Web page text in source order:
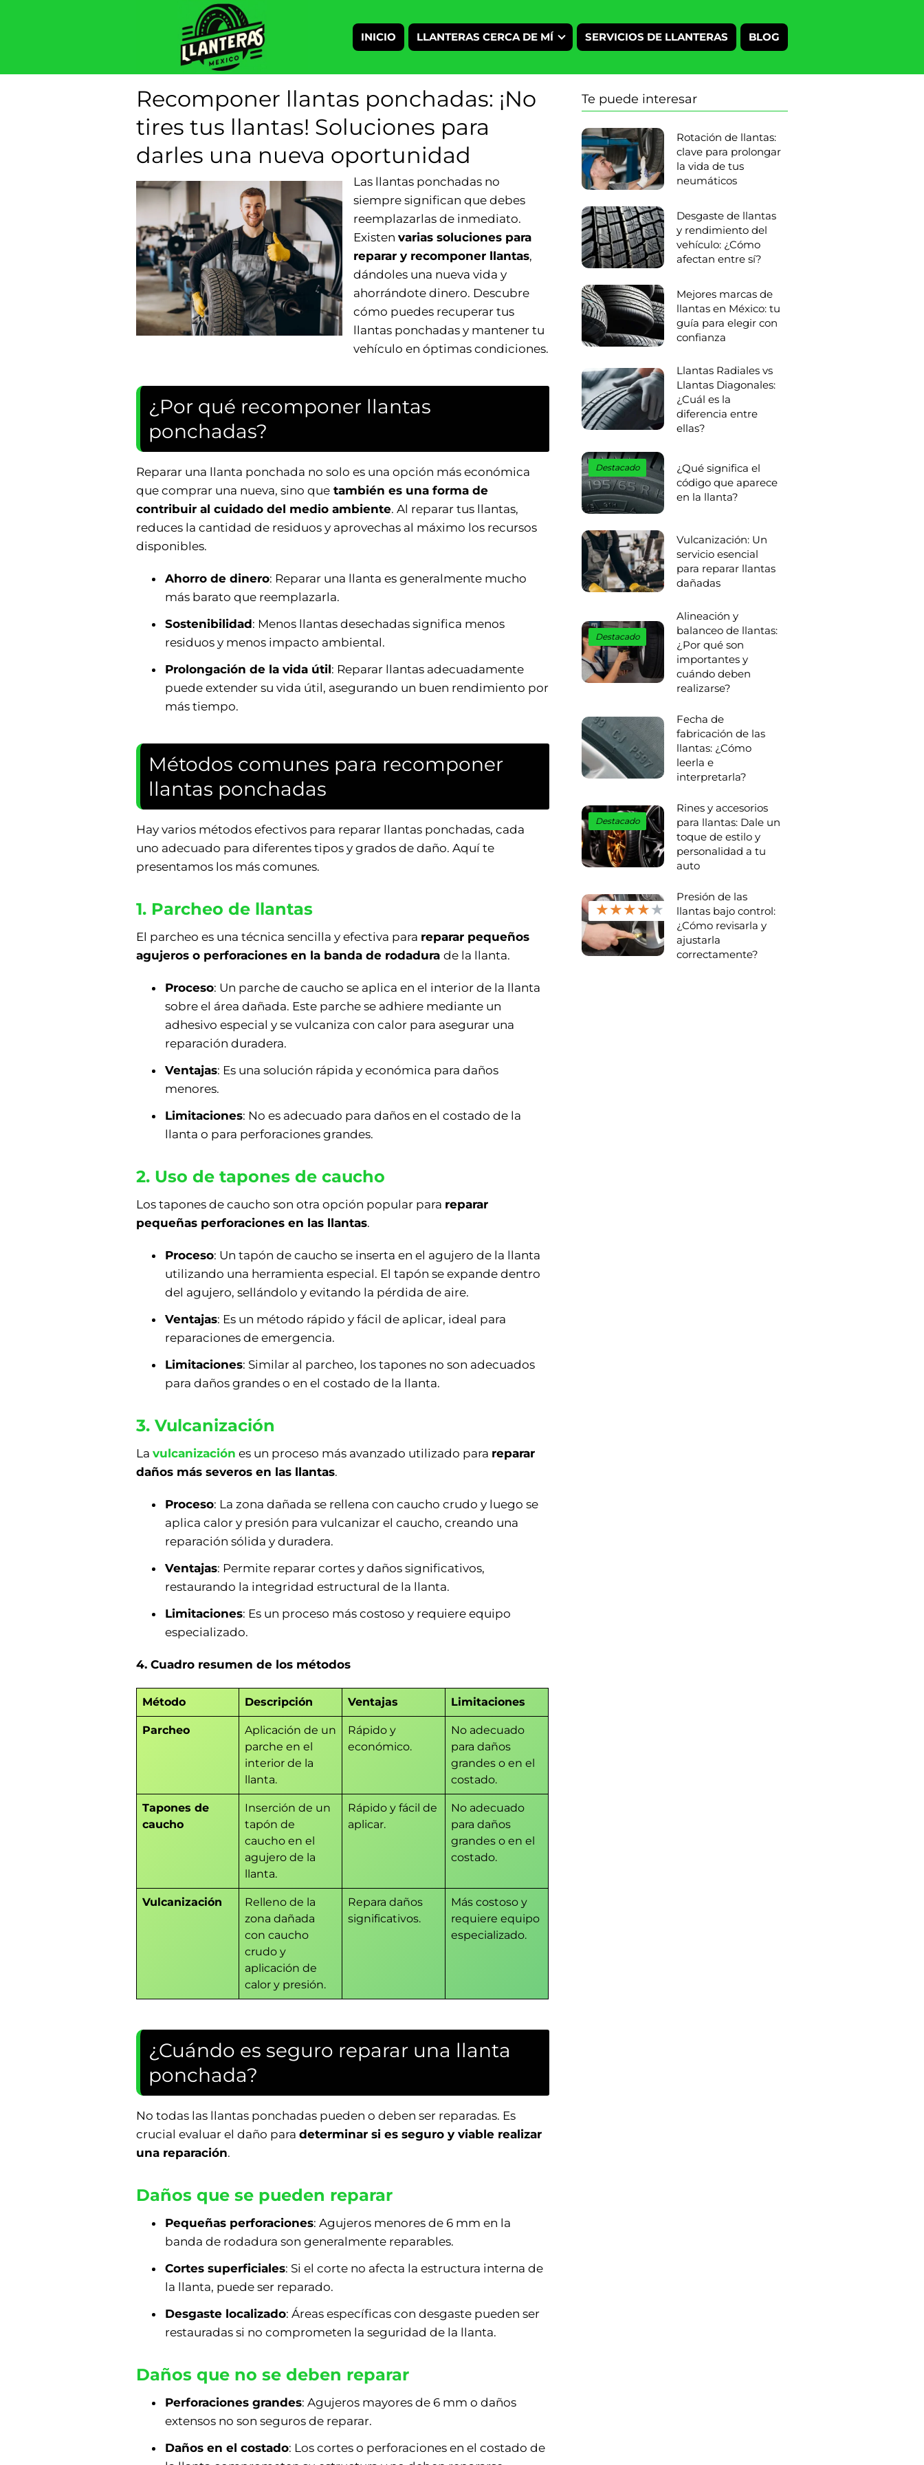
INICIO LLANTERAS CERCA DE MÍ SERVICIOS DE LLANTERAS BLOG
Recomponer llantas ponchadas: ¡No
tires tus llantas! Soluciones para
darles una nueva oportunidad
Las llantas ponchadas no
siempre significan que debes
reemplazarlas de inmediato.
Existen varias soluciones para
reparar y recomponer llantas,
dándoles una nueva vida y
ahorrándote dinero. Descubre
cómo puedes recuperar tus
llantas ponchadas y mantener tu
vehículo en óptimas condiciones.
¿Por qué recomponer llantas
ponchadas?
Reparar una llanta ponchada no solo es una opción más económica
que comprar una nueva, sino que también es una forma de
contribuir al cuidado del medio ambiente. Al reparar tus llantas,
reduces la cantidad de residuos y aprovechas al máximo los recursos
disponibles.
Ahorro de dinero: Reparar una llanta es generalmente mucho
más barato que reemplazarla.
Sostenibilidad: Menos llantas desechadas significa menos
residuos y menos impacto ambiental.
Prolongación de la vida útil: Reparar llantas adecuadamente
puede extender su vida útil, asegurando un buen rendimiento por
más tiempo.
Métodos comunes para recomponer
llantas ponchadas
Hay varios métodos efectivos para reparar llantas ponchadas, cada
uno adecuado para diferentes tipos y grados de daño. Aquí te
presentamos los más comunes.
1. Parcheo de llantas
El parcheo es una técnica sencilla y efectiva para reparar pequeños
agujeros o perforaciones en la banda de rodadura de la llanta.
Proceso: Un parche de caucho se aplica en el interior de la llanta
sobre el área dañada. Este parche se adhiere mediante un
adhesivo especial y se vulcaniza con calor para asegurar una
reparación duradera.
Ventajas: Es una solución rápida y económica para daños
menores.
Limitaciones: No es adecuado para daños en el costado de la
llanta o para perforaciones grandes.
2. Uso de tapones de caucho
Los tapones de caucho son otra opción popular para reparar
pequeñas perforaciones en las llantas.
Proceso: Un tapón de caucho se inserta en el agujero de la llanta
utilizando una herramienta especial. El tapón se expande dentro
del agujero, sellándolo y evitando la pérdida de aire.
Ventajas: Es un método rápido y fácil de aplicar, ideal para
reparaciones de emergencia.
Limitaciones: Similar al parcheo, los tapones no son adecuados
para daños grandes o en el costado de la llanta.
3. Vulcanización
La vulcanización es un proceso más avanzado utilizado para reparar
daños más severos en las llantas.
Proceso: La zona dañada se rellena con caucho crudo y luego se
aplica calor y presión para vulcanizar el caucho, creando una
reparación sólida y duradera.
Ventajas: Permite reparar cortes y daños significativos,
restaurando la integridad estructural de la llanta.
Limitaciones: Es un proceso más costoso y requiere equipo
especializado.
4. Cuadro resumen de los métodos
Método Descripción Ventajas Limitaciones
Parcheo
Aplicación de un
parche en el
interior de la
llanta.
Rápido y
económico.
No adecuado
para daños
grandes o en el
costado.
Tapones de
caucho
Inserción de un
tapón de
caucho en el
agujero de la
llanta.
Rápido y fácil de
aplicar.
No adecuado
para daños
grandes o en el
costado.
Vulcanización
Relleno de la
zona dañada
con caucho
crudo y
aplicación de
calor y presión.
Repara daños
significativos.
Más costoso y
requiere equipo
especializado.
¿Cuándo es seguro reparar una llanta
ponchada?
No todas las llantas ponchadas pueden o deben ser reparadas. Es
crucial evaluar el daño para determinar si es seguro y viable realizar
una reparación.
Daños que se pueden reparar
Pequeñas perforaciones: Agujeros menores de 6 mm en la
banda de rodadura son generalmente reparables.
Cortes superficiales: Si el corte no afecta la estructura interna de
la llanta, puede ser reparado.
Desgaste localizado: Áreas específicas con desgaste pueden ser
restauradas si no comprometen la seguridad de la llanta.
Daños que no se deben reparar
Perforaciones grandes: Agujeros mayores de 6 mm o daños
extensos no son seguros de reparar.
Daños en el costado: Los cortes o perforaciones en el costado de
Te puede interesar
Rotación de llantas:
clave para prolongar
la vida de tus
neumáticos
Desgaste de llantas
y rendimiento del
vehículo: ¿Cómo
afectan entre sí?
Mejores marcas de
llantas en México: tu
guía para elegir con
confianza
Llantas Radiales vs
Llantas Diagonales:
¿Cuál es la
diferencia entre
ellas?
Destacado
¿Qué significa el
código que aparece
en la llanta?
Vulcanización: Un
servicio esencial
para reparar llantas
dañadas
Destacado
Alineación y
balanceo de llantas:
¿Por qué son
importantes y
cuándo deben
realizarse?
Fecha de
fabricación de las
llantas: ¿Cómo
leerla e
interpretarla?
Destacado
Rines y accesorios
para llantas: Dale un
toque de estilo y
personalidad a tu
auto
★★★★★
Presión de las
llantas bajo control:
¿Cómo revisarla y
ajustarla
correctamente?